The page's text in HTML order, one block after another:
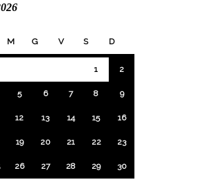
M G V S D
1 2
5 6 7 8 9
12 13 14 15 16
19 20 21 22 23
26 27 28 29 30